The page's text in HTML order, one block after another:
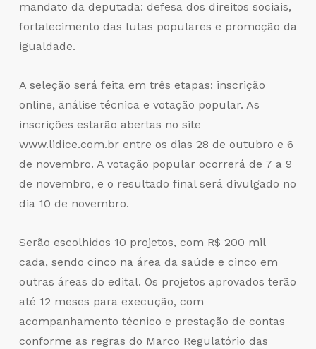
mandato da deputada: defesa dos direitos sociais,
fortalecimento das lutas populares e promoção da
igualdade.
A seleção será feita em três etapas: inscrição
online, análise técnica e votação popular. As
inscrições estarão abertas no site
www.lidice.com.br entre os dias 28 de outubro e 6
de novembro. A votação popular ocorrerá de 7 a 9
de novembro, e o resultado final será divulgado no
dia 10 de novembro.
Serão escolhidos 10 projetos, com R$ 200 mil
cada, sendo cinco na área da saúde e cinco em
outras áreas do edital. Os projetos aprovados terão
até 12 meses para execução, com
acompanhamento técnico e prestação de contas
conforme as regras do Marco Regulatório das